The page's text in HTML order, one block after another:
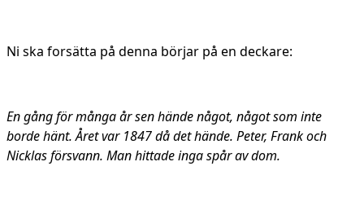
Ni ska forsätta på denna börjar på en deckare:
En gång för många år sen hände något, något som inte
borde hänt. Året var 1847 då det hände. Peter, Frank och
Nicklas försvann. Man hittade inga spår av dom.